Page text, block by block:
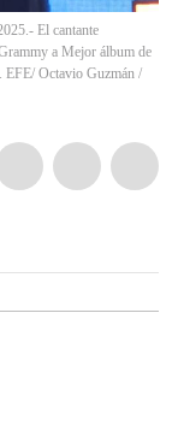
El cantante
a Mejor álbum de
EFE/ Octavio Guzmán /